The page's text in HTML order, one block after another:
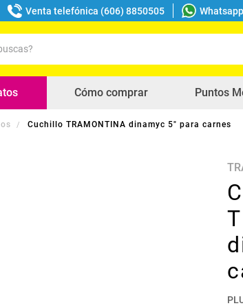
Venta telefónica (606) 8850505
Cómo comprar Puntos
Cuchillo TRAMONTINA dinamyc 5" para carnes
buscados